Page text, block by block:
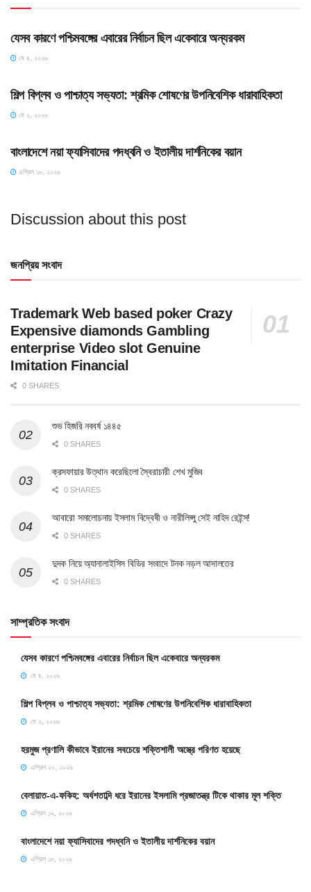
HOME POST
যেসব কারণে পশ্চিমবঙ্গের এবারের নির্বাচন ছিল একেবারে অন্যরকম
মে ৪, ২০২৬
শিল্প বিপ্লব ও পাশ্চাত্য সভ্যতা: শ্রমিক শোষণের উপনিবেশিক ধারাবাহিকতা
মে ২, ২০২৬
বাংলাদেশে নয়া ফ্যাসিবাদের পদধ্বনি ও ইতালীয় দার্শনিকের বয়ান
এপ্রিল ১৮, ২০২৬
Discussion about this post
জনপ্রিয় সংবাদ
Trademark Web based poker Crazy
Expensive diamonds Gambling
enterprise Video slot Genuine
Imitation Financial
0 SHARES
শুভ হিজরি নববর্ষ ১৪৪৫
0 SHARES
ক্রসফায়ার উত্থান করেছিলো স্বৈরাচারী শেখ মুজিব
0 SHARES
আবারো সমালোচনায় ইসলাম বিদ্বেষী ও নারীলিপ্সু সেই নাহিদ রেইন্স!
0 SHARES
দুদক নিয়ে অ্যানালাইসিস বিডির সংবাদে টনক নড়ল আদালতের
0 SHARES
সাম্প্রতিক সংবাদ
যেসব কারণে পশ্চিমবঙ্গের এবারের নির্বাচন ছিল একেবারে অন্যরকম
মে ৪, ২০২৬
শিল্প বিপ্লব ও পাশ্চাত্য সভ্যতা: শ্রমিক শোষণের উপনিবেশিক ধারাবাহিকতা
মে ২, ২০২৬
হরমুজ প্রণালি কীভাবে ইরানের সবচেয়ে শক্তিশালী অস্ত্রে পরিণত হয়েছে
এপ্রিল ২০, ২০২৬
বেলায়াত-এ-ফকিহ: অর্ধশতাব্দি ধরে ইরানের ইসলামি প্রজাতন্ত্র টিকে থাকার মূল শক্তি
এপ্রিল ১৯, ২০২৬
বাংলাদেশে নয়া ফ্যাসিবাদের পদধ্বনি ও ইতালীয় দার্শনিকের বয়ান
এপ্রিল ১৮, ২০২৬